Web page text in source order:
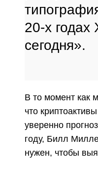
20-х годах
сегодня».
В то момент как
что
уверенно
году, Билл
нужен, чтобы